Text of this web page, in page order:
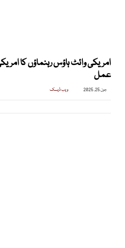
امریکی وائٹ ہاؤس رہنماؤں کا
عمل
جون 25, 2025 ویب ڈیسک